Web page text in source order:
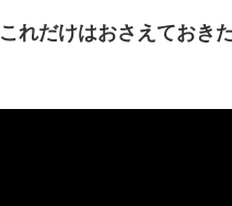
これだけはおさえておき